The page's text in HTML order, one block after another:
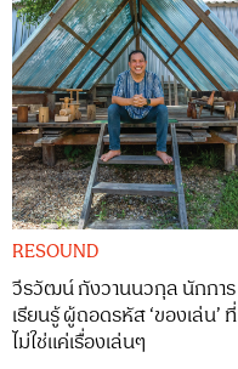
RESOUND
วีรวัฒน์ กังวานนวกุล นักการ
เรียนรู้ ผู้ถอดรหัส ‘ของเล่น’ ที่
ไม่ใช่แค่เรื่องเล่นๆ